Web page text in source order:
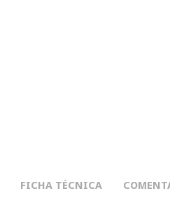
FICHA TÉCNICA